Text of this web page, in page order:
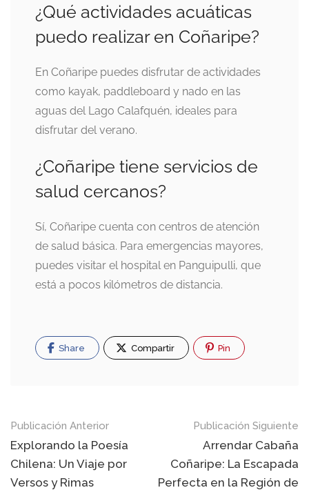
¿Qué actividades acuáticas
puedo realizar en Coñaripe?
En Coñaripe puedes disfrutar de actividades
como kayak, paddleboard y nado en las
aguas del Lago Calafquén, ideales para
disfrutar del verano.
¿Coñaripe tiene servicios de
salud cercanos?
Sí, Coñaripe cuenta con centros de atención
de salud básica. Para emergencias mayores,
puedes visitar el hospital en Panguipulli, que
está a pocos kilómetros de distancia.
Share Compartir Pin
Navegación
de
publicaciones
Publicación Anterior
Explorando la Poesía
Chilena: Un Viaje por
Versos y Rimas
Publicación Siguiente
Arrendar Cabaña
Coñaripe: La Escapada
Perfecta en la Región de